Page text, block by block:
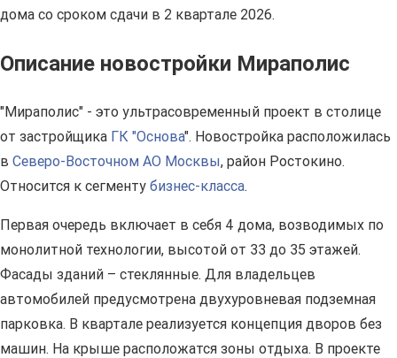
дома со сроком сдачи в 2 квартале 2026.
Описание новостройки Мираполис
"Мираполис" - это ультрасовременный проект в столице
от застройщика ГК "Основа". Новостройка расположилась
в Северо-Восточном АО Москвы, район Ростокино.
Относится к сегменту бизнес-класса.
Первая очередь включает в себя 4 дома, возводимых по
монолитной технологии, высотой от 33 до 35 этажей.
Фасады зданий – стеклянные. Для владельцев
автомобилей предусмотрена двухуровневая подземная
парковка. В квартале реализуется концепция дворов без
машин. На крыше расположатся зоны отдыха. В проекте